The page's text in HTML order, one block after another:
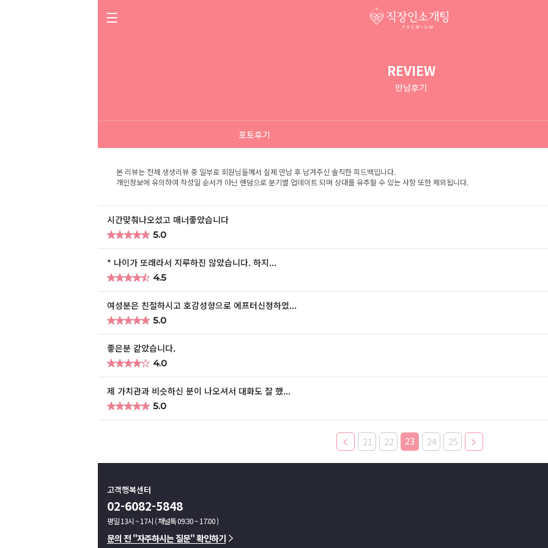
REVIEW
만남후기
포토후기
본 리뷰는 전체 생생리뷰 중 일부로 회원님들께서 실제 만남 후 남겨주신 솔직한 피드백입니다.
개인정보에 유의하여 작성일 순서가 아닌 랜덤으로 분기별 업데이트 되며 상대를 유추할 수 있는 사항 또한 제외됩니다.
시간맞춰나오셨고 매너좋았습니다
★★★★★
★★★★★ 5.0
* 나이가 또래라서 지루하진 않았습니다. 하지...
★★★★★
★★★★★ 4.5
여성분은 친절하시고 호감성향으로 에프터신청하였...
★★★★★
★★★★★ 5.0
좋은분 같았습니다.
★★★★★
★★★★★ 4.0
제 가치관과 비슷하신 분이 나오셔서 대화도 잘 했...
★★★★★
★★★★★ 5.0
21 22 23 24 25
고객행복센터
02-6082-5848
평일 13시 ~ 17시 ( 채널톡 09:30 ~ 17:00 )
문의 전 "자주하시는 질문" 확인하기